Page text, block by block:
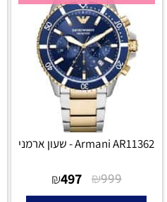
Armani AR11362 - שעון ארמני
₪999
₪497